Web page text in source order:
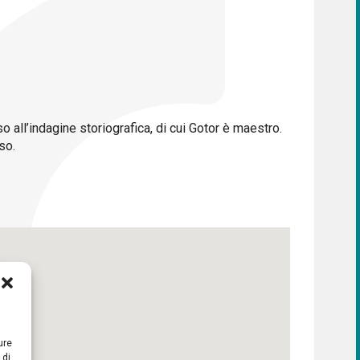
di
storiografica, di cui Gotor è maestro.